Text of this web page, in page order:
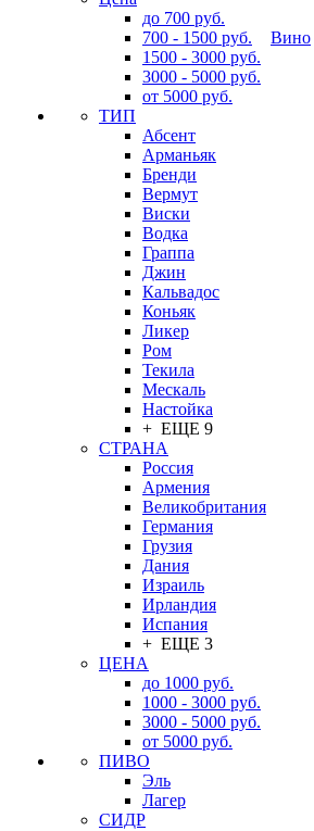
до 700 руб.
700 - 1500 руб.
1500 - 3000 руб.
3000 - 5000 руб.
от 5000 руб.
ТИП
Абсент
Арманьяк
Бренди
Вермут
Виски
Водка
Граппа
Джин
Кальвадос
Коньяк
Ликер
Ром
Текила
Мескаль
Настойка
+ ЕЩЕ 9
СТРАНА
Россия
Армения
Великобритания
Германия
Грузия
Дания
Израиль
Ирландия
Испания
+ ЕЩЕ 3
ЦЕНА
до 1000 руб.
1000 - 3000 руб.
3000 - 5000 руб.
от 5000 руб.
ПИВО
Эль
Лагер
СИДР
Вино